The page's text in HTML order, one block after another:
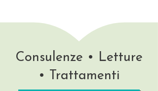
Consulenze • Letture
• Trattamenti